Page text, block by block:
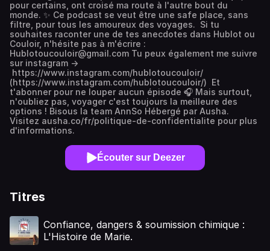
pour certains, ont croisé ma route à l'autre bout du
monde. ✨ Ce podcast se veut être une safe place, sans
filtre, pour tous les amoureux des voyages. Si tu
souhaites raconter une de tes anecdotes dans Hublot ou
Couloir, n'hésite pas à m'écrire :
Hublotoucouloir@gmail.com Tu peux également me suivre
sur instagram ->
https://www.instagram.com/hublotoucouloir/
(https://www.instagram.com/hublotoucouloir/) Et
t'abonner pour ne louper aucun épisode 🎧 Mais surtout,
n'oubliez pas, voyager c'est toujours la meilleure des
options ! Bisous la team AnnSo Hébergé par Ausha.
Visitez ausha.co/fr/politique-de-confidentialite pour plus
d'informations.
Écouter sur Deezer
Titres
Confiance, dangers & soumission chimique :
L'Histoire de Marie.